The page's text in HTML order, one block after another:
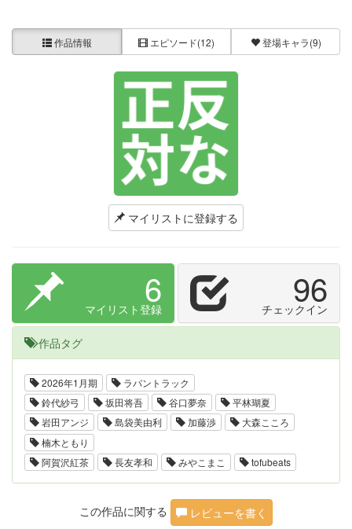
作品情報 エピソード(12) 登場キャラ(9)
マイリストに登録する
6
マイリスト登録 96
チェックイン
作品タグ
2026年1月期
ラパントラック
鈴代紗弓
坂田将吾 谷口夢奈
平林瑚夏
岩田アンジ
島袋美由利 加藤渉
大森こころ
楠木ともり
阿賀沢紅茶
長友孝和 みやこまこ tofubeats
この作品に関する レビューを書く